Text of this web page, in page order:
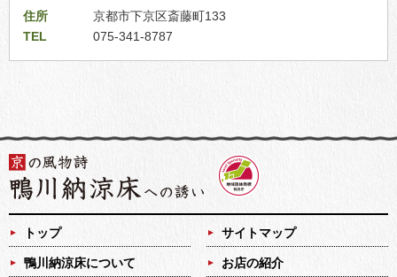
住所
京都市下京区斎藤町133
TEL
075-341-8787
トップ サイトマップ
鴨川納涼床について お店の紹介